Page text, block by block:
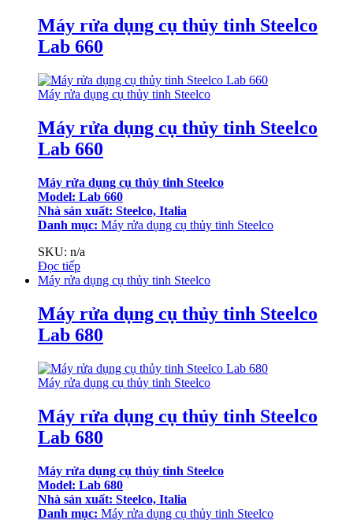
Máy rửa dụng cụ thủy tinh Steelco
Lab 660
Máy rửa dụng cụ thủy tinh Steelco
Máy rửa dụng cụ thủy tinh Steelco
Lab 660
Máy rửa dụng cụ thủy tinh Steelco
Model: Lab 660
Nhà sản xuất: Steelco, Italia
Danh mục: Máy rửa dụng cụ thủy tinh Steelco
SKU: n/a
Đọc tiếp
Máy rửa dụng cụ thủy tinh Steelco
Máy rửa dụng cụ thủy tinh Steelco
Lab 680
Máy rửa dụng cụ thủy tinh Steelco
Máy rửa dụng cụ thủy tinh Steelco
Lab 680
Máy rửa dụng cụ thủy tinh Steelco
Model: Lab 680
Nhà sản xuất: Steelco, Italia
Danh mục: Máy rửa dụng cụ thủy tinh Steelco